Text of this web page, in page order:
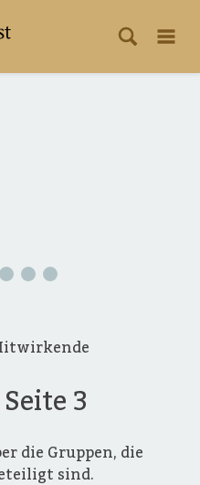
3
die Gruppen, die
sind.